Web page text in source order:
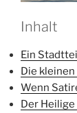
Inhalt
Ein
Die
Wenn
Der